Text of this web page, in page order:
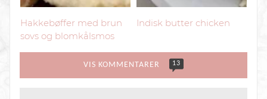
Hakkebøffer med brun
sovs og blomkålsmos
Indisk butter chicken
VIS KOMMENTARER 13